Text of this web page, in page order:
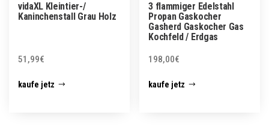
vidaXL Kleintier-/
Kaninchenstall Grau Holz
51,99€
kaufe jetz
3 flammiger Edelstahl
Propan Gaskocher
Gasherd Gaskocher Gas
Kochfeld / Erdgas
198,00€
kaufe jetz